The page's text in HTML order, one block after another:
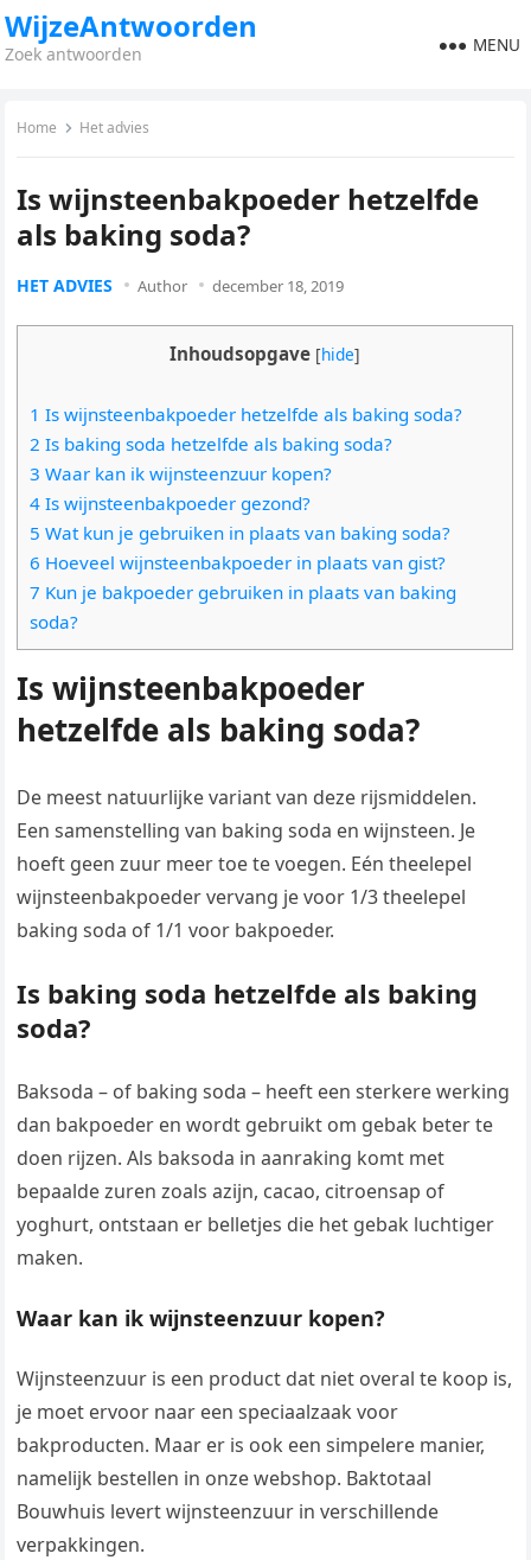
WijzeAntwoorden
Zoek antwoorden MENU
Home Het advies
Is wijnsteenbakpoeder hetzelfde
als baking soda?
HET ADVIES Author december 18, 2019
Inhoudsopgave [hide]
1 Is wijnsteenbakpoeder hetzelfde als baking soda?
2 Is baking soda hetzelfde als baking soda?
3 Waar kan ik wijnsteenzuur kopen?
4 Is wijnsteenbakpoeder gezond?
5 Wat kun je gebruiken in plaats van baking soda?
6 Hoeveel wijnsteenbakpoeder in plaats van gist?
7 Kun je bakpoeder gebruiken in plaats van baking
soda?
Is wijnsteenbakpoeder
hetzelfde als baking soda?
De meest natuurlijke variant van deze rijsmiddelen.
Een samenstelling van baking soda en wijnsteen. Je
hoeft geen zuur meer toe te voegen. Eén theelepel
wijnsteenbakpoeder vervang je voor 1/3 theelepel
baking soda of 1/1 voor bakpoeder.
Is baking soda hetzelfde als baking
soda?
Baksoda – of baking soda – heeft een sterkere werking
dan bakpoeder en wordt gebruikt om gebak beter te
doen rijzen. Als baksoda in aanraking komt met
bepaalde zuren zoals azijn, cacao, citroensap of
yoghurt, ontstaan er belletjes die het gebak luchtiger
maken.
Waar kan ik wijnsteenzuur kopen?
Wijnsteenzuur is een product dat niet overal te koop is,
je moet ervoor naar een speciaalzaak voor
bakproducten. Maar er is ook een simpelere manier,
namelijk bestellen in onze webshop. Baktotaal
Bouwhuis levert wijnsteenzuur in verschillende
verpakkingen.